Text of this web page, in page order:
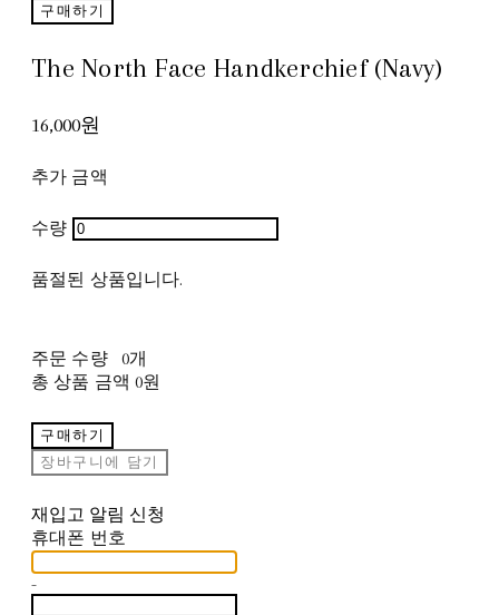
구매하기
The North Face Handkerchief (Navy)
16,000원
추가 금액
수량
품절된 상품입니다.
주문 수량
0개
총 상품 금액 0원
구매하기
장바구니에 담기
재입고 알림 신청
휴대폰 번호
-